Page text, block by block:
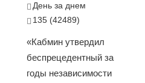
День за днем
135 (42489)
«Кабмин утвердил
беспрецедентный за
годы независимости